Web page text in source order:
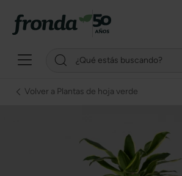
Volver a Plantas de hoja verde